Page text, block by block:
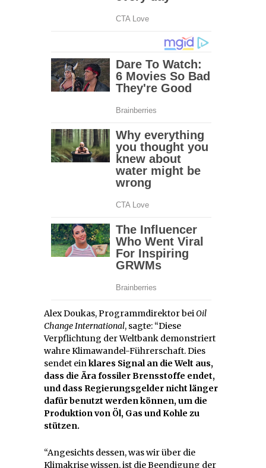
Alex Doukas, Programmdirektor beiOil
Change International, sagte: “Diese
Verpflichtung der Weltbank demonstriert
wahre Klimawandel-Führerschaft. Dies
sendet einklares Signal an die Welt aus,
dass die Ära fossiler Brensstoffe endet,
und dass Regierungsgelder nicht länger
dafür benutzt werden können, um die
Produktion von Öl, Gas und Kohle zu
stützen.
“Angesichts dessen, was wir über die
Klimakrise wissen, ist die Beendigung der